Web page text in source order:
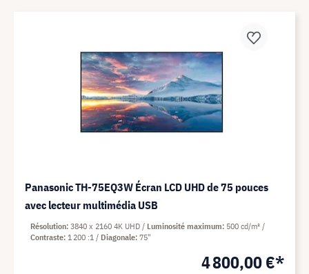
Panasonic TH-75EQ3W Écran LCD UHD de 75 pouces
avec lecteur multimédia USB
4 800,00 €*
Résolution 3840 x 2160 4K UHD Luminosité maximum 500 cd/m²
Contraste 1 200 :1 Diagonale 75"